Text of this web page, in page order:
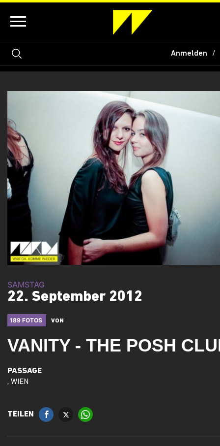
Anmelden
SAMSTAG
22. September 2012
189 FOTOS VON
VANITY - THE POSH
PASSAGE
, WIEN
TEILEN